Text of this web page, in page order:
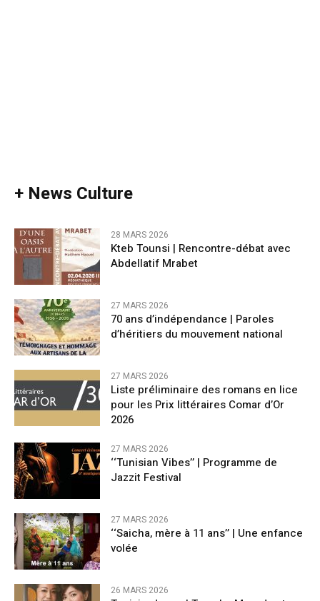
+ News Culture
28 MARS 2026
Kteb Tounsi | Rencontre-débat avec
Abdellatif Mrabet
27 MARS 2026
70 ans d’indépendance | Paroles
d’héritiers du mouvement national
27 MARS 2026
Liste préliminaire des romans en lice
pour les Prix littéraires Comar d’Or
2026
27 MARS 2026
‘‘Tunisian Vibes’’ | Programme de
Jazzit Festival
27 MARS 2026
‘‘Saicha, mère à 11 ans’’ | Une enfance
volée
26 MARS 2026